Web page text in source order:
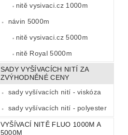
nitě vysivaci.cz 1000m
návin 5000m
nitě vysivaci.cz 5000m
nitě Royal 5000m
SADY VYŠÍVACÍCH NITÍ ZA
ZVÝHODNĚNÉ CENY
sady vyšívacích nití - viskóza
sady vyšívacích nití - polyester
VYŠÍVACÍ NITĚ FLUO 1000M A
5000M